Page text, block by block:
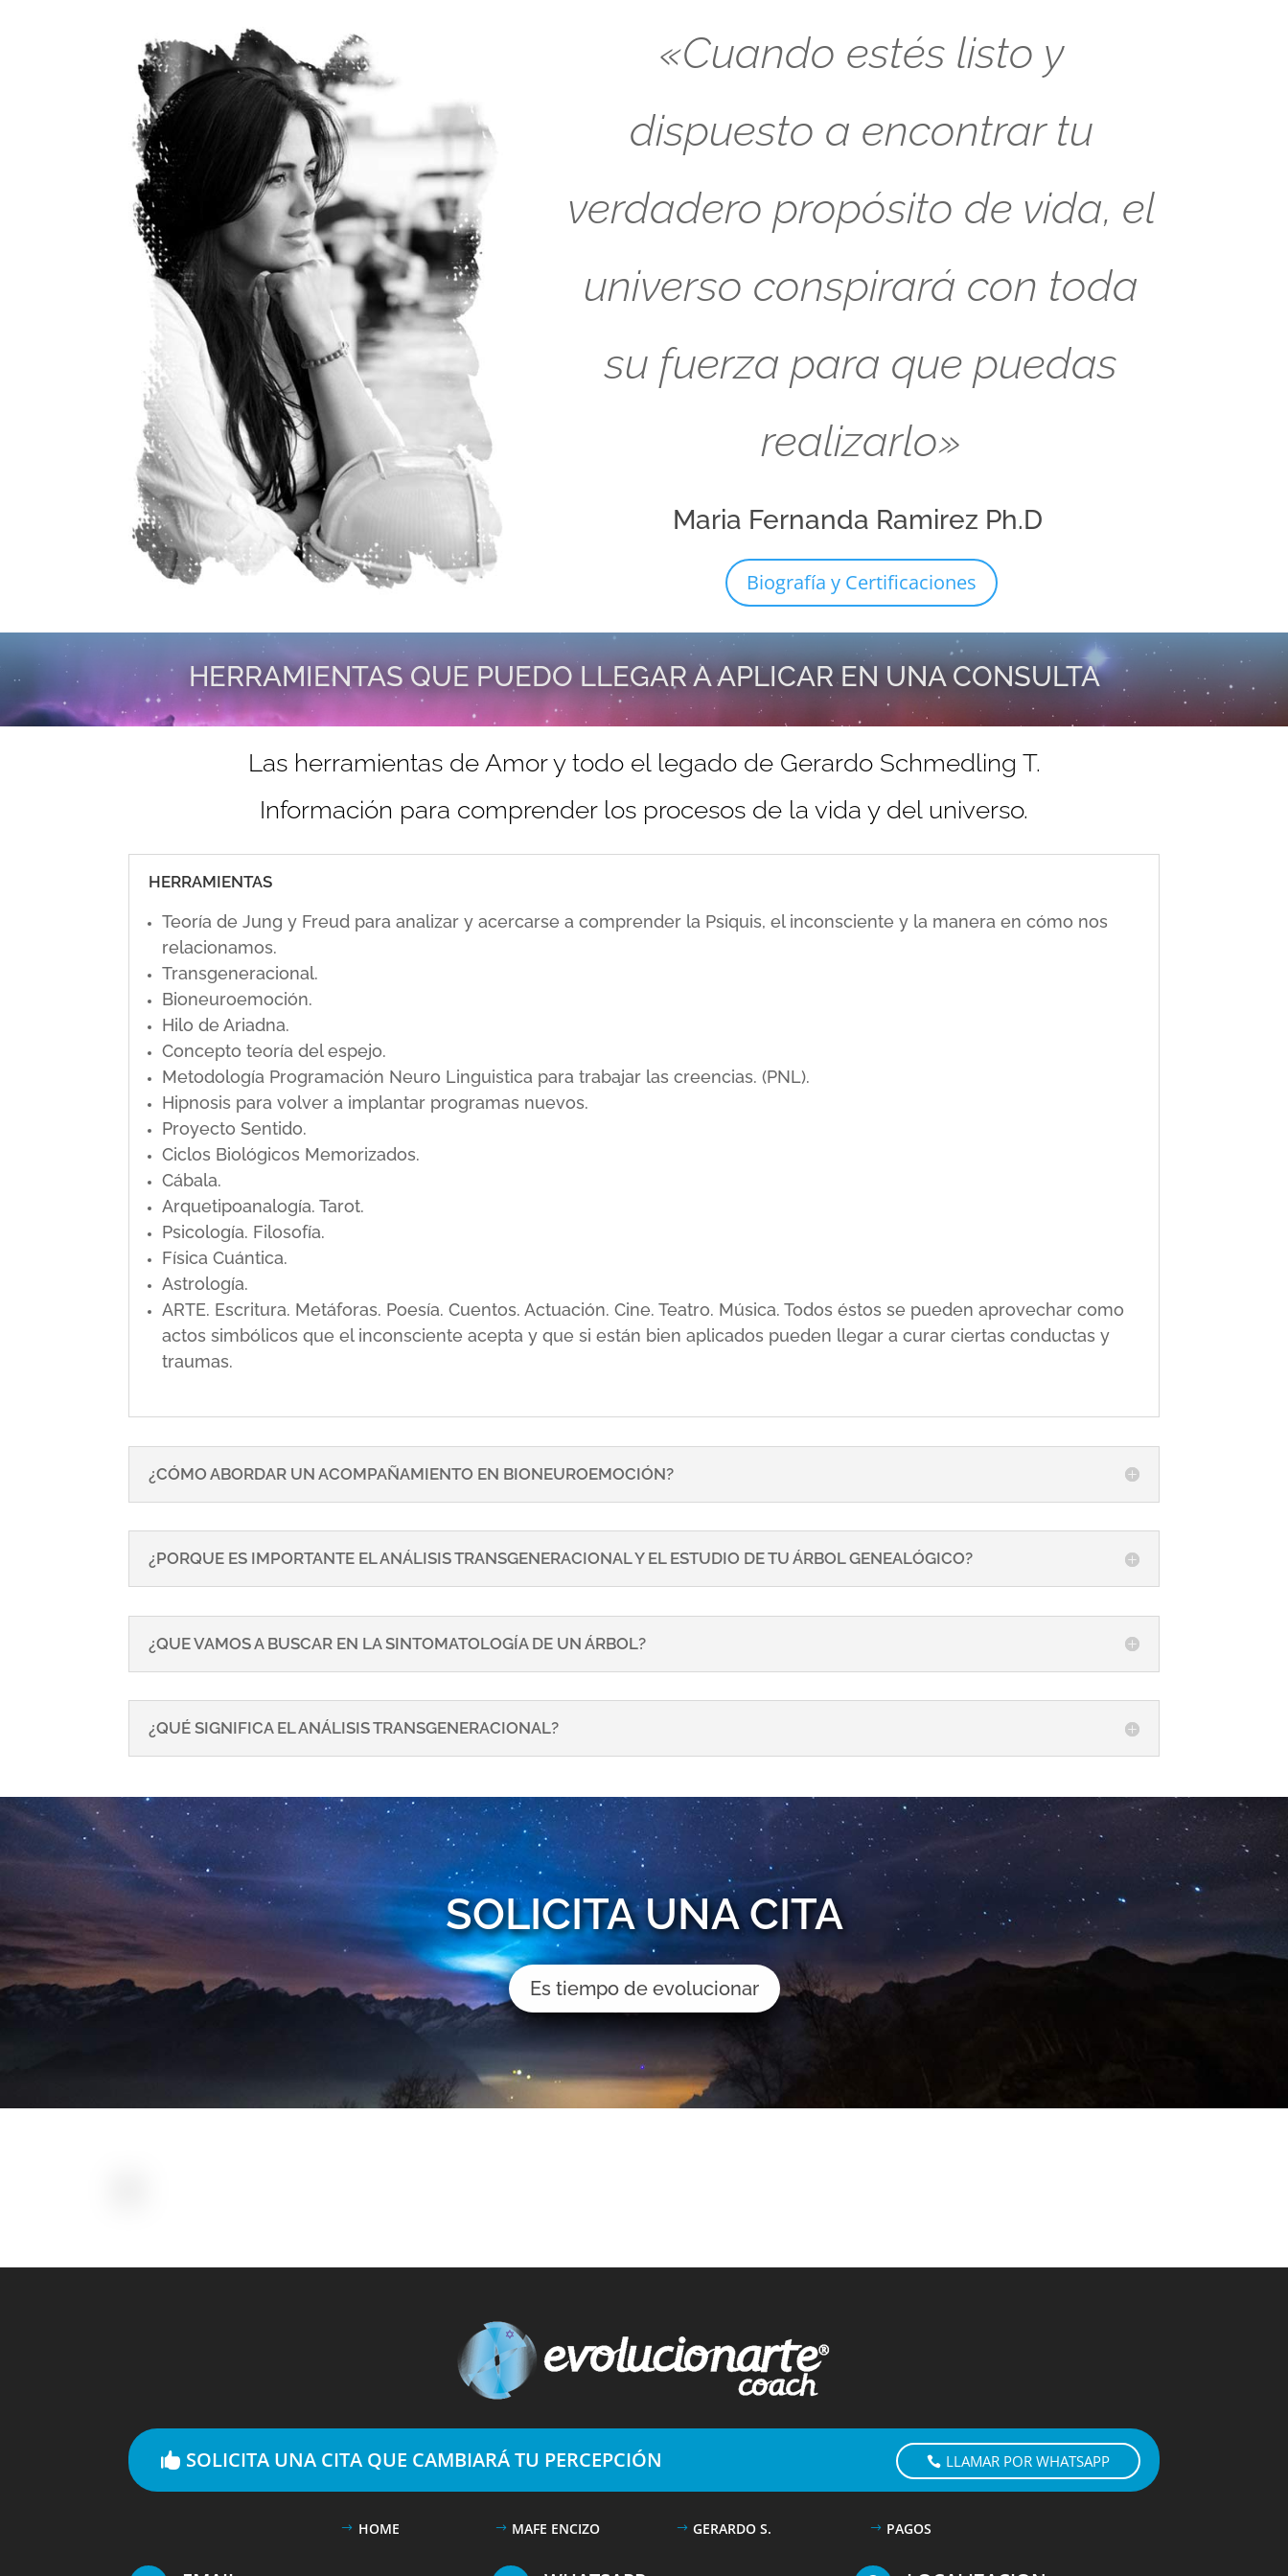
«Cuando estés listo y
dispuesto a encontrar tu
verdadero propósito de vida, el
universo conspirará con toda
su fuerza para que puedas
realizarlo»
Maria Fernanda Ramirez Ph.D
Biografía y Certificaciones
HERRAMIENTAS QUE PUEDO LLEGAR A APLICAR EN UNA CONSULTA
Las herramientas de Amor y todo el legado de Gerardo Schmedling T.
Información para comprender los procesos de la vida y del universo.
HERRAMIENTAS
Teoría de Jung y Freud para analizar y acercarse a comprender la Psiquis, el inconsciente y la manera en cómo nos
relacionamos.
Transgeneracional.
Bioneuroemoción.
Hilo de Ariadna.
Concepto teoría del espejo.
Metodología Programación Neuro Linguistica para trabajar las creencias. (PNL).
Hipnosis para volver a implantar programas nuevos.
Proyecto Sentido.
Ciclos Biológicos Memorizados.
Cábala.
Arquetipoanalogía. Tarot.
Psicología. Filosofía.
Física Cuántica.
Astrología.
ARTE. Escritura. Metáforas. Poesía. Cuentos. Actuación. Cine. Teatro. Música. Todos éstos se pueden aprovechar como
actos simbólicos que el inconsciente acepta y que si están bien aplicados pueden llegar a curar ciertas conductas y
traumas.
¿CÓMO ABORDAR UN ACOMPAÑAMIENTO EN BIONEUROEMOCIÓN?
¿PORQUE ES IMPORTANTE EL ANÁLISIS TRANSGENERACIONAL Y EL ESTUDIO DE TU ÁRBOL GENEALÓGICO?
¿QUE VAMOS A BUSCAR EN LA SINTOMATOLOGÍA DE UN ÁRBOL?
¿QUÉ SIGNIFICA EL ANÁLISIS TRANSGENERACIONAL?
SOLICITA UNA CITA
Es tiempo de evolucionar
SOLICITA UNA CITA QUE CAMBIARÁ TU PERCEPCIÓN LLAMAR POR WHATSAPP
HOME MAFE ENCIZO GERARDO S. PAGOS